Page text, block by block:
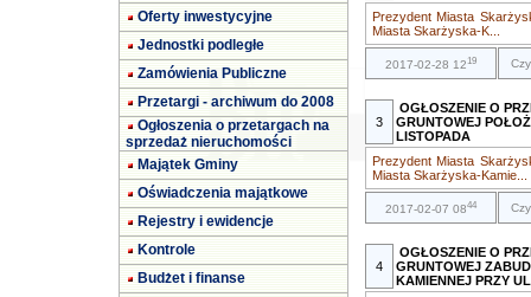
Oferty inwestycyjne
Jednostki podległe
Zamówienia Publiczne
Przetargi - archiwum do 2008
Ogłoszenia o przetargach na
sprzedaż nieruchomości
Majątek Gminy
Oświadczenia majątkowe
Rejestry i ewidencje
Kontrole
Budżet i finanse
Prezydent Miasta
Miasta Skarżyska-K...
2017-02-28 1219
3
OGŁOSZENIE O
GRUNTOWEJ
LISTOPADA
Prezydent Miasta
Miasta Skarżyska-Kamie...
2017-02-07 0844
4
OGŁOSZENIE O
GRUNTOWEJ
KAMIENNEJ PRZY